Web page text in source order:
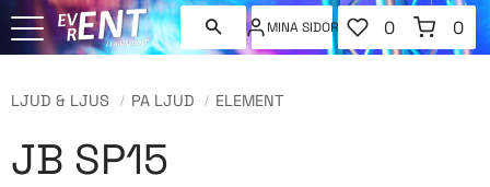
MINA SIDOR
FAVORITER
ANTAL
0
KUNDVAGN
0
LJUD & LJUS PA LJUD ELEMENT
JB SP15